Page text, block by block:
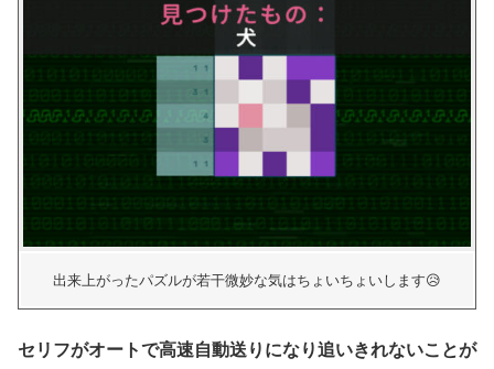
出来上がったパズルが若干微妙な気はちょいちょいします😥
セリフがオートで高速自動送りになり追いきれないことが